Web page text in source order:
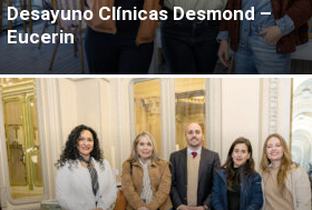
Desayuno Clínicas Desmond –
Eucerin